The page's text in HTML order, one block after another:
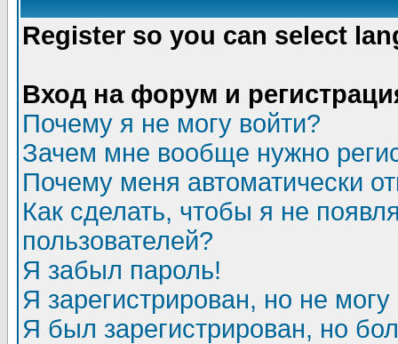
Register so you can select
Вход на форум и
Почему я не могу войти?
Зачем мне вообще нужно
Почему меня автоматически
Как сделать, чтобы я не
пользователей?
Я забыл пароль!
Я зарегистрирован, но не могу
Я был зарегистрирован, но